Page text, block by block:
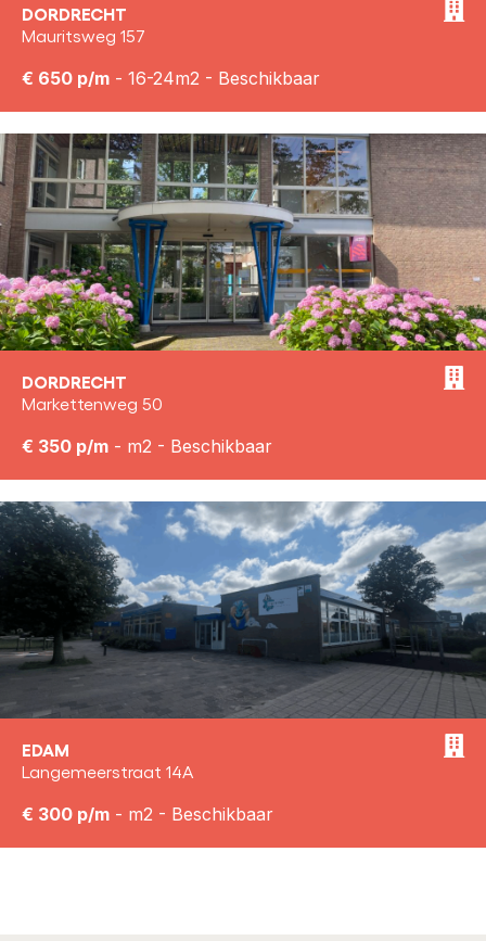
DORDRECHT
Mauritsweg 157
€ 650 p/m - 16-24m2 - Beschikbaar
DORDRECHT
Markettenweg 50
€ 350 p/m - m2 - Beschikbaar
EDAM
Langemeerstraat 14A
€ 300 p/m - m2 - Beschikbaar